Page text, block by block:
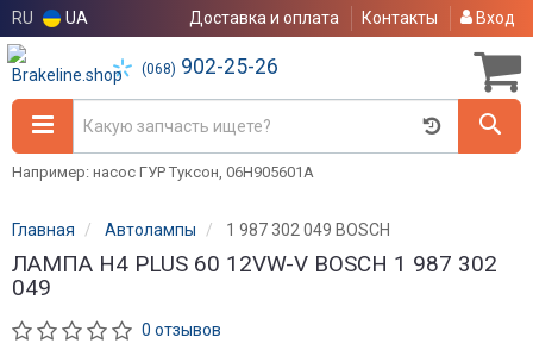
RU UA Доставка и оплата Контакты Вход
(068) 902-25-26
Например: насос ГУР Туксон, 06H905601A
Главная Автолампы 1 987 302 049 BOSCH
ЛАМПА H4 PLUS 60 12VW-V BOSCH 1 987 302
049
0 отзывов